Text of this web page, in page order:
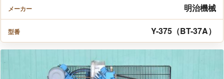
メーカー 明治機械
型番 Y-375（BT-37A）